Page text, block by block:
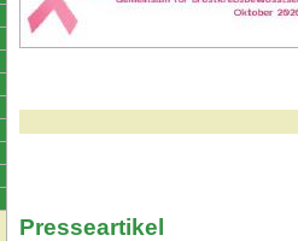
Presseartikel